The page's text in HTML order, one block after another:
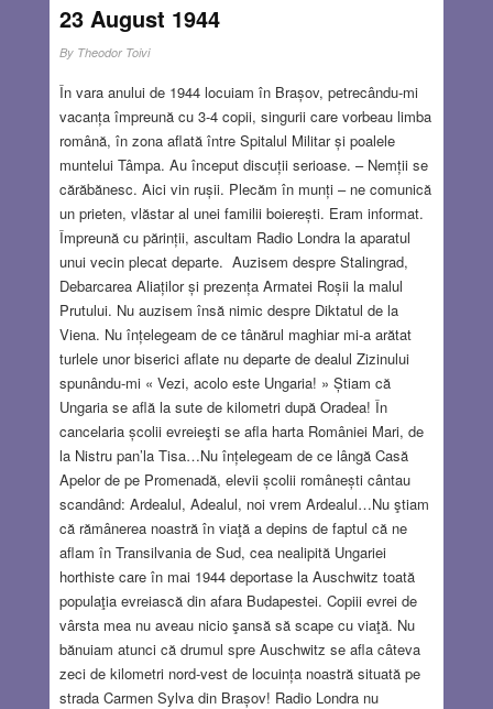
23 August 1944
By Theodor Toivi
În vara anului de 1944 locuiam în Brașov, petrecându-mi
vacanța împreună cu 3-4 copii, singurii care vorbeau limba
română, în zona aflată între Spitalul Militar și poalele
muntelui Tâmpa. Au început discuții serioase. – Nemții se
cărăbănesc. Aici vin rușii. Plecăm în munți – ne comunică
un prieten, vlăstar al unei familii boierești. Eram informat.
Împreună cu părinții, ascultam Radio Londra la aparatul
unui vecin plecat departe. Auzisem despre Stalingrad,
Debarcarea Aliaților și prezența Armatei Roșii la malul
Prutului. Nu auzisem însă nimic despre Diktatul de la
Viena. Nu înțelegeam de ce tânărul maghiar mi-a arătat
turlele unor biserici aflate nu departe de dealul Zizinului
spunându-mi « Vezi, acolo este Ungaria! » Știam că
Ungaria se află la sute de kilometri după Oradea! În
cancelaria școlii evreieşti se afla harta României Mari, de
la Nistru pan’la Tisa…Nu înțelegeam de ce lângă Casă
Apelor de pe Promenadă, elevii școlii românești cântau
scandând: Ardealul, Adealul, noi vrem Ardealul…Nu ştiam
că rămânerea noastră în viaţă a depins de faptul că ne
aflam în Transilvania de Sud, cea nealipită Ungariei
horthiste care în mai 1944 deportase la Auschwitz toată
populaţia evreiască din afara Budapestei. Copiii evrei de
vârsta mea nu aveau nicio şansă să scape cu viaţă. Nu
bănuiam atunci că drumul spre Auschwitz se afla câteva
zeci de kilometri nord-vest de locuința noastră situată pe
strada Carmen Sylva din Brașov! Radio Londra nu